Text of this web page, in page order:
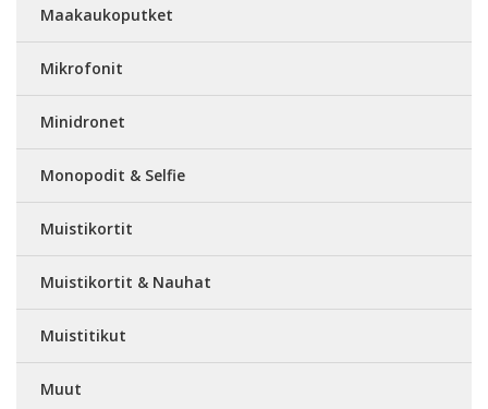
Maakaukoputket
Mikrofonit
Minidronet
Monopodit & Selfie
Muistikortit
Muistikortit & Nauhat
Muistitikut
Muut